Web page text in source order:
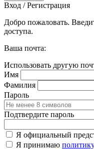
Вход / Регистрация
Добро пожаловать.
доступа.
Ваша почта:
Использовать другую
Имя
Фамилия
Пароль
Подтвердите пароль
Я официальный
Я принимаю